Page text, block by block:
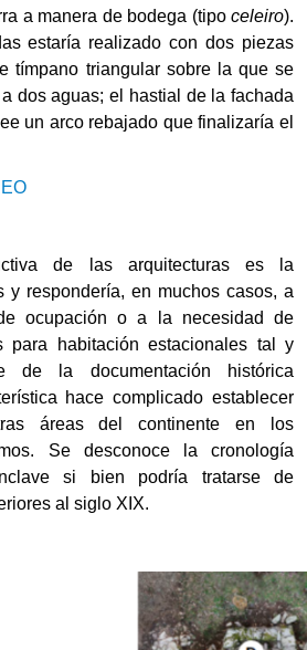
a manera de bodega (tipo celeiro).
estaría realizado con dos piezas
tímpano triangular sobre la que se
dos aguas; el hastial de la fachada
un arco rebajado que finalizaría el
de las arquitecturas es la
y respondería, en muchos casos, a
ocupación o a la necesidad de
para habitación estacionales tal y
de la documentación histórica
hace complicado establecer
áreas del continente en los
Se desconoce la cronología
si bien podría tratarse de
al siglo XIX.